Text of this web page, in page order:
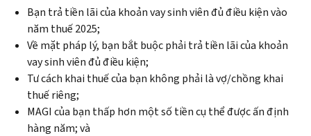
Bạn trả tiền lãi của khoản vay sinh viên đủ điều kiện vào
năm thuế 2025;
Về mặt pháp lý, bạn bắt buộc phải trả tiền lãi của khoản
vay sinh viên đủ điều kiện;
Tư cách khai thuế của bạn không phải là vợ/chồng khai
thuế riêng;
MAGI của bạn thấp hơn một số tiền cụ thể được ấn định
hàng năm; và